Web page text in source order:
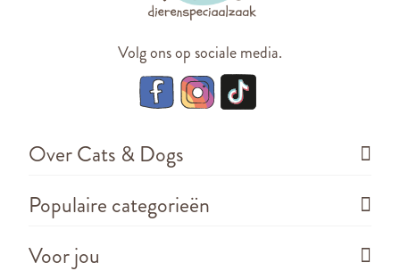
Volg ons op sociale media.
Over Cats & Dogs
Populaire categorieën
Voor jou